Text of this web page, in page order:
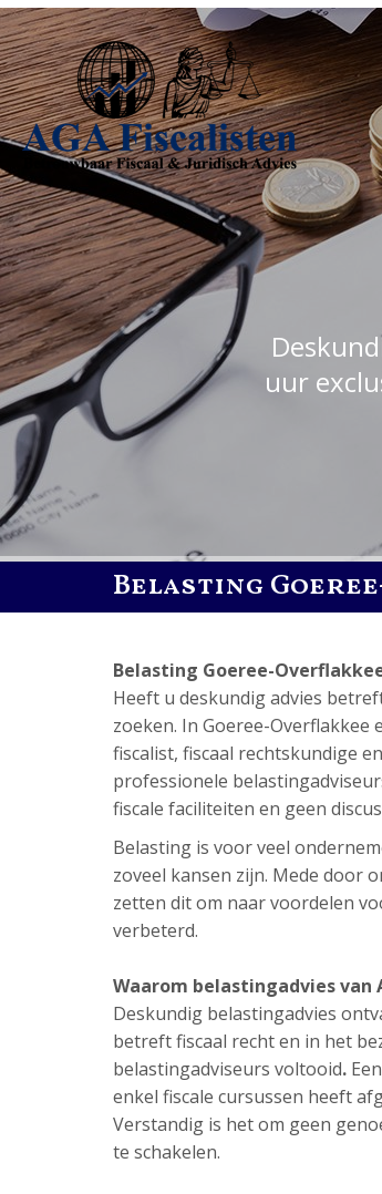
uur
Belasting
Belasting Goeree-
Heeft u deskundig advies
zoeken. In Goeree-
fiscalist, fiscaal rechtskundige
professionele
fiscale faciliteiten en geen
Belasting is voor veel
zoveel kansen zijn. Mede door
zetten dit om naar voordelen
verbeterd.
Waarom belastingadvies van
Deskundig belastingadvies
betreft fiscaal recht en in het
belastingadviseurs voltooid.
enkel fiscale cursussen heeft
Verstandig is het om geen
te schakelen.